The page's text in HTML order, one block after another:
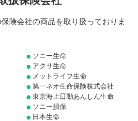
険会社の商品を取り扱っておりま
ソニー生命
アクサ生命
メットライフ生命
第一ネオ生命保険株式会社
東京海上日動あんしん生命
ソニー損保
日本生命